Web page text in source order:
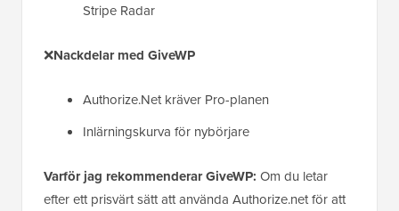
Stripe Radar
❌Nackdelar med GiveWP
Authorize.Net kräver Pro-planen
Inlärningskurva för nybörjare
Varför jag rekommenderar GiveWP: Om du letar
efter ett prisvärt sätt att använda Authorize.net för att